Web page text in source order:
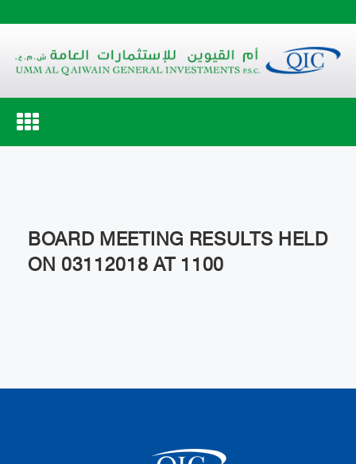
Toggle
navigation
BOARD MEETING RESULTS HELD
ON 03112018 AT 1100